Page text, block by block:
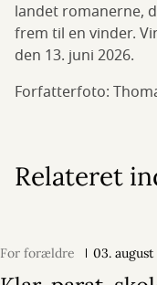
landet romanerne,
frem til en vinder.
den 13. juni 2026.
Forfatterfoto:
Relateret
For forældre 03.